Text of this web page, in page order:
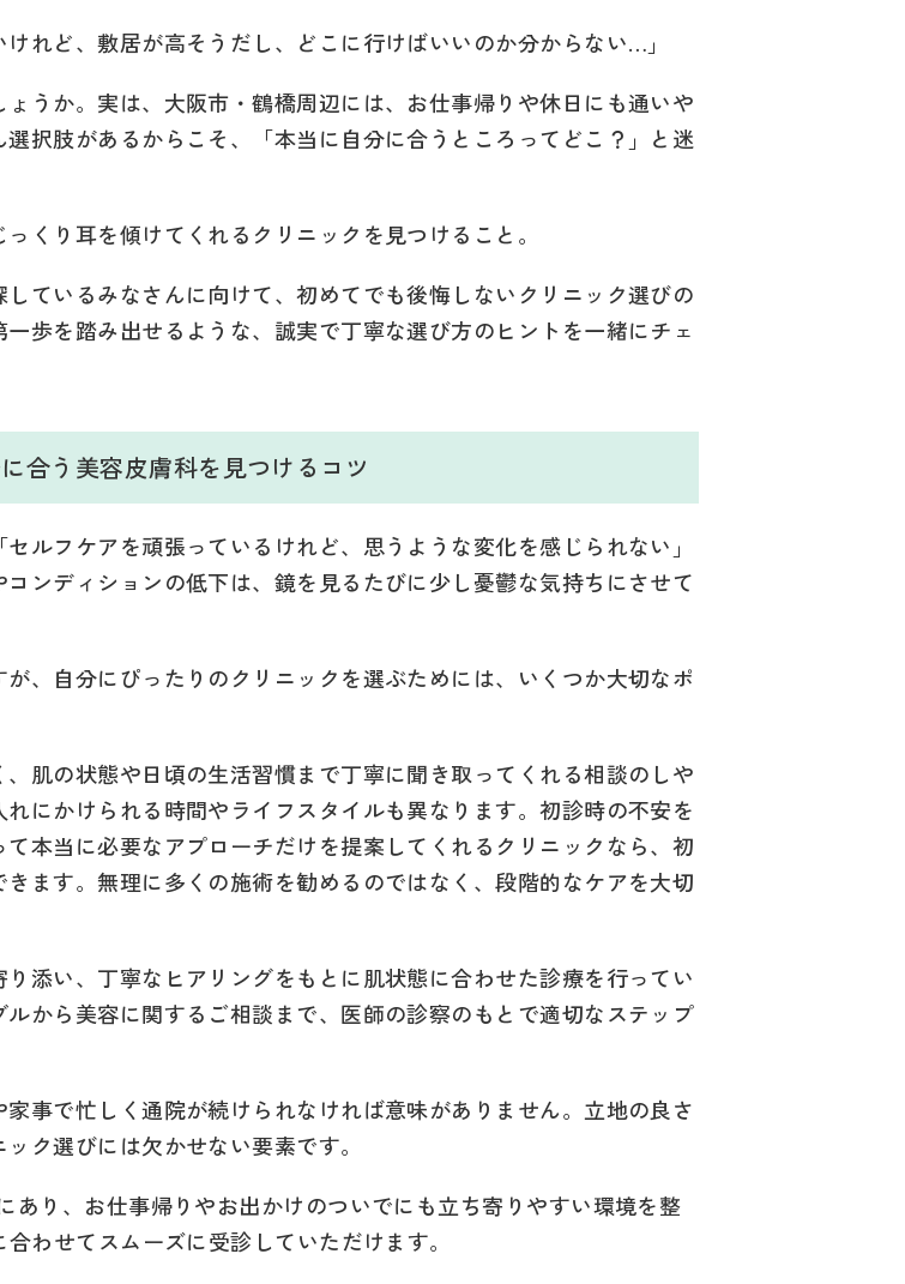
れど、敷居が高そうだし、どこに行けばいいのか分からない…」
うか。実は、大阪市・鶴橋周辺には、お仕事帰りや休日にも通いや
択肢があるからこそ、「本当に自分に合うところってどこ？」と迷
くり耳を傾けてくれるクリニックを見つけること。
ているみなさんに向けて、初めてでも後悔しないクリニック選びの
歩を踏み出せるような、誠実で丁寧な選び方のヒントを一緒にチェ
合う美容皮膚科を見つけるコツ
ルフケアを頑張っているけれど、思うような変化を感じられない」
ンディションの低下は、鏡を見るたびに少し憂鬱な気持ちにさせて
、自分にぴったりのクリニックを選ぶためには、いくつか大切なポ
肌の状態や日頃の生活習慣まで丁寧に聞き取ってくれる相談のしや
にかけられる時間やライフスタイルも異なります。初診時の不安を
本当に必要なアプローチだけを提案してくれるクリニックなら、初
ます。無理に多くの施術を勧めるのではなく、段階的なケアを大切
添い、丁寧なヒアリングをもとに肌状態に合わせた診療を行ってい
から美容に関するご相談まで、医師の診察のもとで適切なステップ
事で忙しく通院が続けられなければ意味がありません。立地の良さ
ク選びには欠かせない要素です。
あり、お仕事帰りやお出かけのついでにも立ち寄りやすい環境を整
わせてスムーズに受診していただけます。